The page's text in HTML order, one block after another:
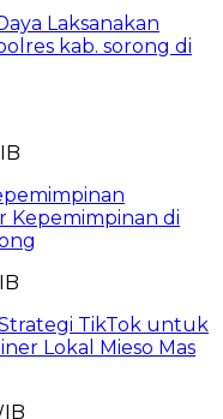
Laksanakan
kab. sorong di
Kepemimpinan di
Strategi TikTok untuk
Lokal Mieso Mas